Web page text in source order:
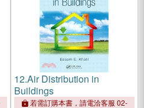
12.Air Distribution in
Buildings
若需訂購本書，請電洽客服 02-